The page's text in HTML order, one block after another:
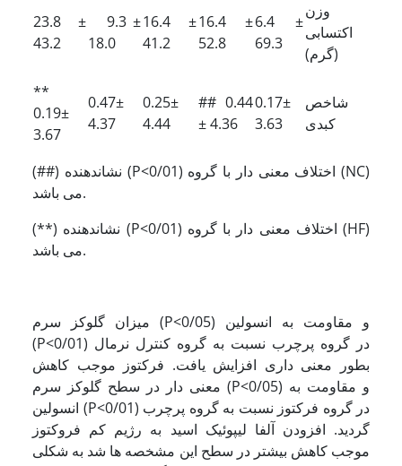
23.8 ±
43.2
9.3 ±
18.0
16.4 ±
41.2
16.4 ±
52.8
6.4 ±
69.3
وزن
اکتسابی
(گرم)
**
0.19±
3.67
0.47±
4.37
0.25±
4.44
## 0.44
± 4.36
0.17±
3.63
شاخص
کبدی
(##) نشاندهنده (P<0/01) اختلاف معنی دار با گروه (NC)
می باشد.
(**) نشاندهنده (P<0/01) اختلاف معنی دار با گروه (HF)
می باشد.
میزان گلوکز سرم (P<0/05) و مقاومت به انسولین
(P<0/01) در گروه پرچرب نسبت به گروه کنترل نرمال
بطور معنی داری افزایش یافت. فرکتوز موجب کاهش
معنی دار در سطح گلوکز سرم (P<0/05) و مقاومت به
انسولین (P<0/01) در گروه فرکتوز نسبت به گروه پرچرب
گردید. افزودن آلفا لیپوئیک اسید به رژیم کم فروکتوز
موجب کاهش بیشتر در سطح این مشخصه ها شد به شکلی